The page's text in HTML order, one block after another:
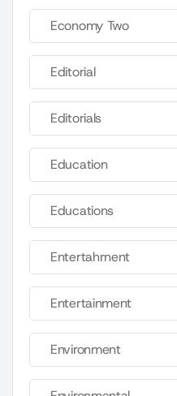
Economy Two
Editorial
Editorials
Education
Educations
Entertahrnent
Entertainment
Environment